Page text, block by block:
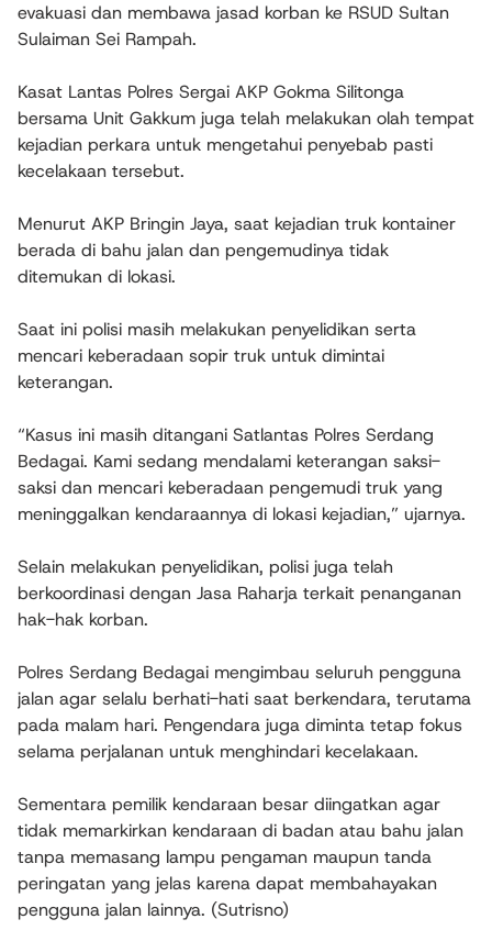
evakuasi dan membawa jasad korban ke RSUD Sultan
Sulaiman Sei Rampah.
Kasat Lantas Polres Sergai AKP Gokma Silitonga
bersama Unit Gakkum juga telah melakukan olah tempat
kejadian perkara untuk mengetahui penyebab pasti
kecelakaan tersebut.
Menurut AKP Bringin Jaya, saat kejadian truk kontainer
berada di bahu jalan dan pengemudinya tidak
ditemukan di lokasi.
Saat ini polisi masih melakukan penyelidikan serta
mencari keberadaan sopir truk untuk dimintai
keterangan.
“Kasus ini masih ditangani Satlantas Polres Serdang
Bedagai. Kami sedang mendalami keterangan saksi-
saksi dan mencari keberadaan pengemudi truk yang
meninggalkan kendaraannya di lokasi kejadian,” ujarnya.
Selain melakukan penyelidikan, polisi juga telah
berkoordinasi dengan Jasa Raharja terkait penanganan
hak-hak korban.
Polres Serdang Bedagai mengimbau seluruh pengguna
jalan agar selalu berhati-hati saat berkendara, terutama
pada malam hari. Pengendara juga diminta tetap fokus
selama perjalanan untuk menghindari kecelakaan.
Sementara pemilik kendaraan besar diingatkan agar
tidak memarkirkan kendaraan di badan atau bahu jalan
tanpa memasang lampu pengaman maupun tanda
peringatan yang jelas karena dapat membahayakan
pengguna jalan lainnya. (Sutrisno)